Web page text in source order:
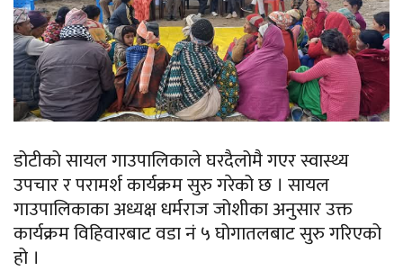
डोटीको सायल गाउपालिकाले घरदैलोमै गएर स्वास्थ्य
उपचार र परामर्श कार्यक्रम सुरु गरेको छ । सायल
गाउपालिकाका अध्यक्ष धर्मराज जोशीका अनुसार उक्त
कार्यक्रम विहिवारबाट वडा नं ५ घोगातलबाट सुरु गरिएको
हो ।